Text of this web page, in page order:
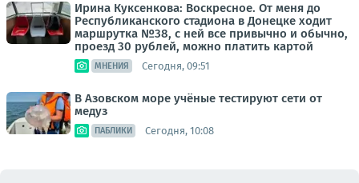
Ирина Куксенкова: Воскресное. От меня до
Республиканского стадиона в Донецке ходит
маршрутка №38, с ней все привычно и обычно,
проезд 30 рублей, можно платить картой
МНЕНИЯ Сегодня, 09:51
В Азовском море учёные тестируют сети от
медуз
ПАБЛИКИ Сегодня, 10:08